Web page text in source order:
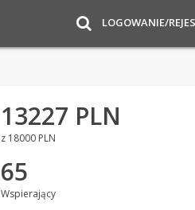
LOGOWANIE/
13227 PLN
z 18000 PLN
65
Wspierający